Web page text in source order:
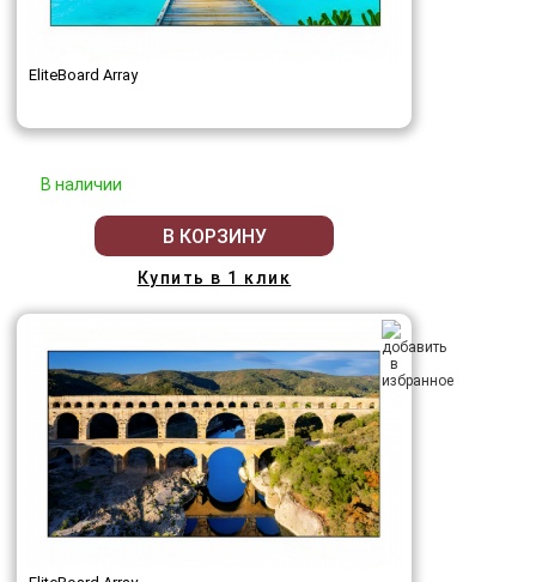
EliteBoard Array
В наличии
В КОРЗИНУ
Купить в 1 клик